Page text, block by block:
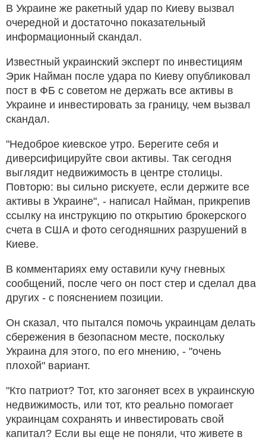
В Украине же ракетный удар по Киеву вызвал
очередной и достаточно показательный
информационный скандал.
Известный украинский эксперт по инвестициям
Эрик Найман после удара по Киеву опубликовал
пост в ФБ с советом не держать все активы в
Украине и инвестировать за границу, чем вызвал
скандал.
"Недоброе киевское утро. Берегите себя и
диверсифицируйте свои активы. Так сегодня
выглядит недвижимость в центре столицы.
Повторю: вы сильно рискуете, если держите все
активы в Украине", - написал Найман, прикрепив
ссылку на инструкцию по открытию брокерского
счета в США и фото сегодняшних разрушений в
Киеве.
В комментариях ему оставили кучу гневных
сообщений, после чего он пост стер и сделал два
других - с пояснением позиции.
Он сказал, что пытался помочь украинцам делать
сбережения в безопасном месте, поскольку
Украина для этого, по его мнению, - "очень
плохой" вариант.
"Кто патриот? Тот, кто загоняет всех в украинскую
недвижимость, или тот, кто реально помогает
украинцам сохранять и инвестировать свой
капитал? Если вы еще не поняли, что живете в